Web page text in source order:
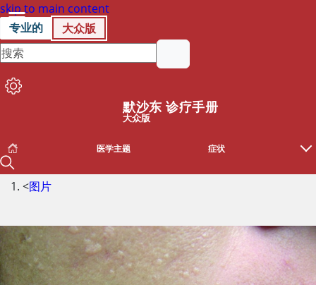
skip to main content
专业的
大众版
默沙东 诊疗手册
大众版
医学主题 症状
<图片